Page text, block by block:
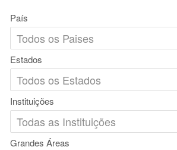
País
Estados
Instituições
Grandes Áreas